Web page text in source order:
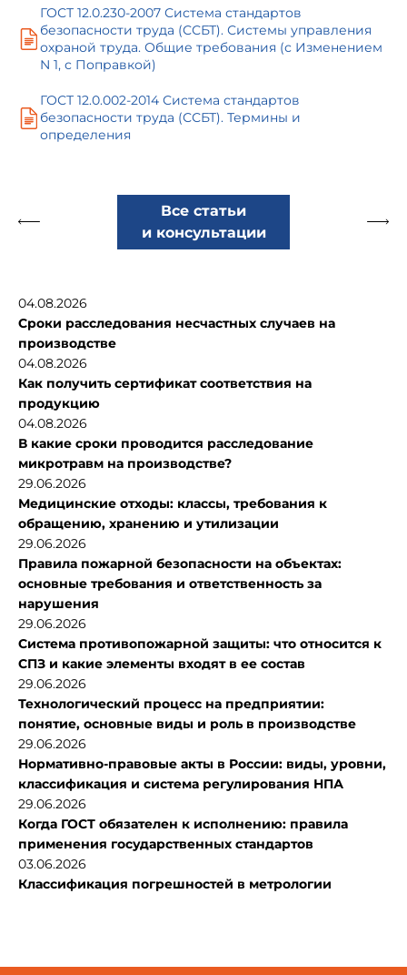
ГОСТ 12.0.230-2007 Система стандартов
безопасности труда (ССБТ). Системы управления
охраной труда. Общие требования (с Изменением
N 1, с Поправкой)
ГОСТ 12.0.002-2014 Система стандартов
безопасности труда (ССБТ). Термины и
определения
Все статьи
и консультации
04.08.2026
Сроки расследования несчастных случаев на
производстве
04.08.2026
Как получить сертификат соответствия на
продукцию
04.08.2026
В какие сроки проводится расследование
микротравм на производстве?
29.06.2026
Медицинские отходы: классы, требования к
обращению, хранению и утилизации
29.06.2026
Правила пожарной безопасности на объектах:
основные требования и ответственность за
нарушения
29.06.2026
Система противопожарной защиты: что относится к
СПЗ и какие элементы входят в ее состав
29.06.2026
Технологический процесс на предприятии:
понятие, основные виды и роль в производстве
29.06.2026
Нормативно-правовые акты в России: виды, уровни,
классификация и система регулирования НПА
29.06.2026
Когда ГОСТ обязателен к исполнению: правила
применения государственных стандартов
03.06.2026
Классификация погрешностей в метрологии